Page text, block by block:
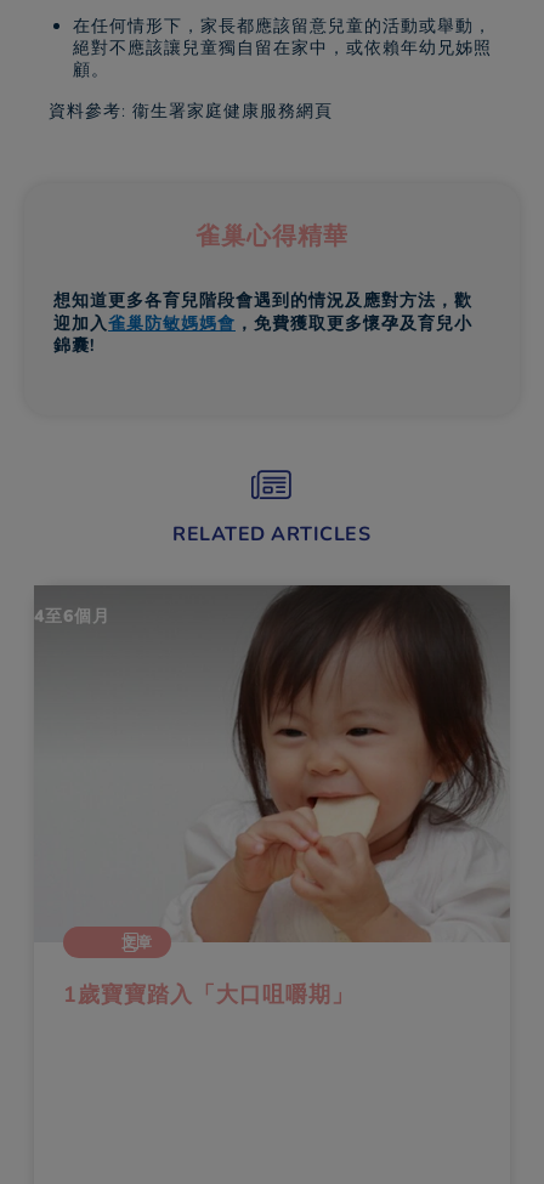
在任何情形下，家長都應該留意兒童的活動或舉動，
絕對不應該讓兒童獨自留在家中，或依賴年幼兄姊照
顧。
資料參考: 衞生署家庭健康服務網頁
雀巢心得精華
想知道更多各育兒階段會遇到的情況及應對方法，歡
迎加入雀巢防敏媽媽會 ，免費獲取更多懷孕及育兒小
錦囊!
RELATED ARTICLES
4至6個月
文章
1歲寶寶踏入「大口咀嚼期」